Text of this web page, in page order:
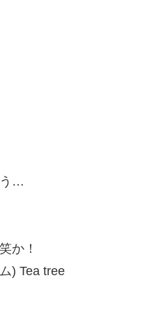
…
か！
) Tea tree